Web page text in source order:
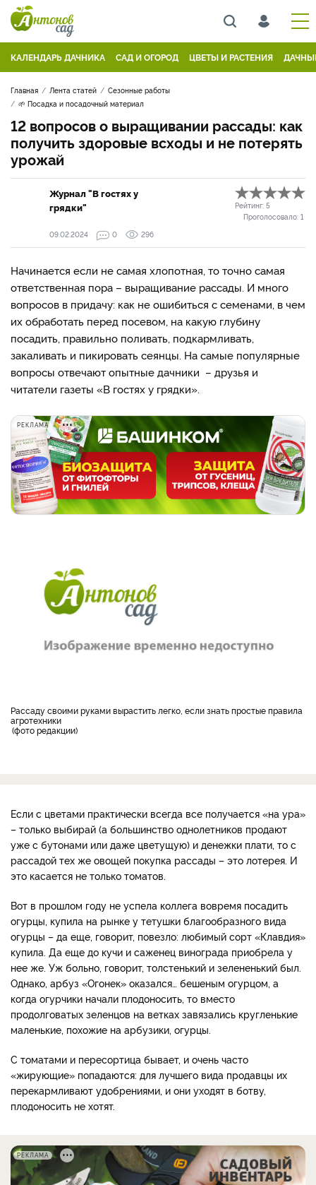
КАЛЕНДАРЬ ДАЧНИКА САД И ОГОРОД ЦВЕТЫ И РАСТЕНИЯ
Главная Лента статей
Сезонные работы
🌱 Посадка и посадочный материал
12 вопросов о выращивании рассады: как
получить здоровые всходы и не потерять
урожай
Журнал "В гостях у
грядки"
Рейтинг: 5
Проголосовало: 1
09.02.2024
0 296
Начинается если не самая хлопотная, то точно самая
ответственная пора – выращивание рассады. И много
вопросов в придачу: как не ошибиться с семенами, в чем
их обработать перед посевом, на какую глубину
посадить, правильно поливать, подкармливать,
закаливать и пикировать сеянцы. На самые популярные
вопросы отвечают опытные дачники – друзья и
читатели газеты «В гостях у грядки».
РЕКЛАМА
Рассаду своими руками вырастить легко, если знать простые правила
агротехники
фото редакции
Если с цветами практически всегда все получается «на ура»
– только выбирай (а большинство однолетников продают
уже с бутонами или даже цветущую) и денежки плати, то с
рассадой тех же овощей покупка рассады – это лотерея. И
это касается не только томатов.
Вот в прошлом году не успела коллега вовремя посадить
огурцы, купила на рынке у тетушки благообразного вида
огурцы – да еще, говорит, повезло: любимый сорт «Клавдия»
купила. Да еще до кучи и саженец винограда приобрела у
нее же. Уж больно, говорит, толстенький и зелененький был.
Однако, арбуз «Огонек» оказался… бешеным огурцом, а
когда огурчики начали плодоносить, то вместо
продолговатых зеленцов на ветках завязались кругленькие
маленькие, похожие на арбузики, огурцы.
С томатами и пересортица бывает, и очень часто
«жирующие» попадаются: для лучшего вида продавцы их
перекармливают удобрениями, и они уходят в ботву,
плодоносить не хотят.
РЕКЛАМА